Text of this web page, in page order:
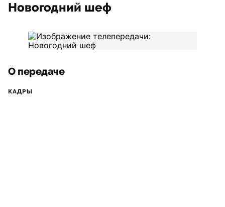
Новогодний шеф
О передаче
КАДРЫ